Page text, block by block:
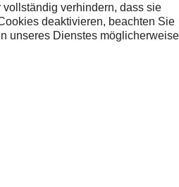
verhindern, dass sie
deaktivieren, beachten Sie
unseres Dienstes möglicherweise